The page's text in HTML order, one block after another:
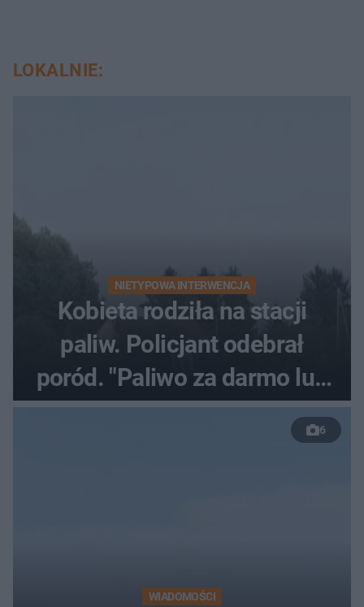
LOKALNIE:
NIETYPOWA INTERWENCJA
Kobieta rodziła na stacji
paliw. Policjant odebrał
poród. "Paliwo za darmo lub
50 %!"
6
WIADOMOŚCI